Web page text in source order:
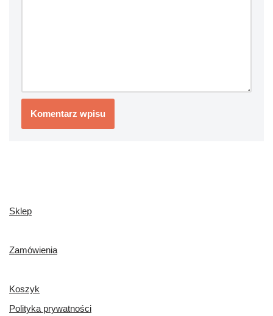
Sklep
Zamówienia
Koszyk
Polityka prywatności